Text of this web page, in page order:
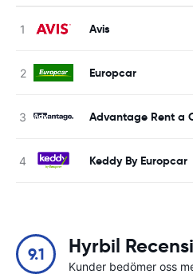
Avis
Europcar
Advantage Rent a
Keddy By Europcar
9.1 Hyrbil
Kunder bedömer oss